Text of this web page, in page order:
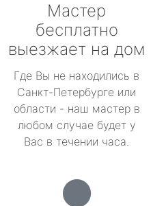
Мастер
бесплатно
выезжает на дом
Где Вы не находились в
Санкт-Петербурге или
области - наш мастер в
любом случае будет у
Вас в течении часа.